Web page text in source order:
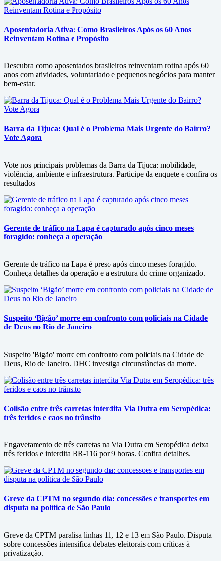
Aposentadoria Ativa: Como Brasileiros Após os 60 Anos
Reinventam Rotina e Propósito
Descubra como aposentados brasileiros reinventam rotina após 60
anos com atividades, voluntariado e pequenos negócios para manter
bem-estar.
Barra da Tijuca: Qual é o Problema Mais Urgente do Bairro?
Vote Agora
Vote nos principais problemas da Barra da Tijuca: mobilidade,
violência, ambiente e infraestrutura. Participe da enquete e confira os
resultados
Gerente de tráfico na Lapa é capturado após cinco meses
foragido: conheça a operação
Gerente de tráfico na Lapa é preso após cinco meses foragido.
Conheça detalhes da operação e a estrutura do crime organizado.
Suspeito ‘Bigão’ morre em confronto com policiais na Cidade
de Deus no Rio de Janeiro
Suspeito 'Bigão' morre em confronto com policiais na Cidade de
Deus, Rio de Janeiro. DHC investiga circunstâncias da morte.
Colisão entre três carretas interdita Via Dutra em Seropédica:
três feridos e caos no trânsito
Engavetamento de três carretas na Via Dutra em Seropédica deixa
três feridos e interdita BR-116 por 9 horas. Confira detalhes.
Greve da CPTM no segundo dia: concessões e transportes em
disputa na política de São Paulo
Greve da CPTM paralisa linhas 11, 12 e 13 em São Paulo. Disputa
sobre concessões intensifica debates eleitorais com críticas à
privatização.